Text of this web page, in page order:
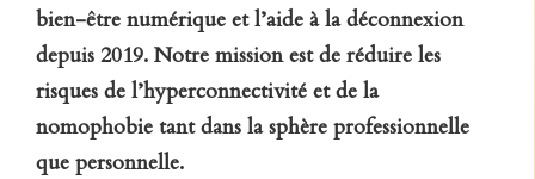
bien-être numérique et l’aide à la déconnexion
depuis 2019. Notre mission est de réduire les
risques de l’hyperconnectivité et de la
nomophobie tantdans la sphère professionnelle
que personnelle.